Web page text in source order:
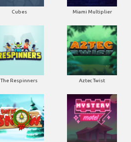
Cubes Miami Multiplier
The Respinners Aztec Twist